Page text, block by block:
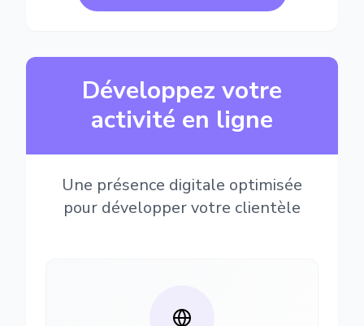
Développez votre
activité en ligne
Une présence digitale optimisée
pour développer votre clientèle